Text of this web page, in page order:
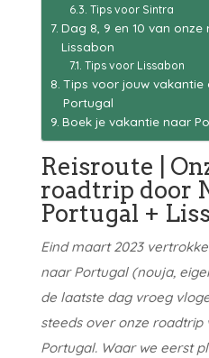
Tips voor Sintra
Dag 8, 9 en 10 van
Lissabon
Tips voor Lissabon
Tips voor jouw
Portugal
Boek je vakantie naar
Reisroute |
roadtrip door
Portugal +
Eind maart 2023
naar Portugal (nouja,
de laatste dag vroeg
steeds over onze roadtrip
Portugal. Waar we eerst